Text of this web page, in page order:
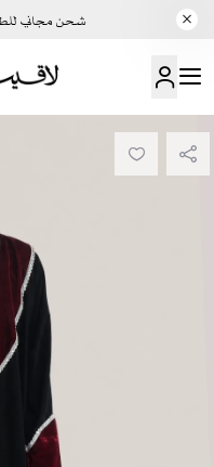
شحن مجاني للطلبات
لاقيت | LAGATE